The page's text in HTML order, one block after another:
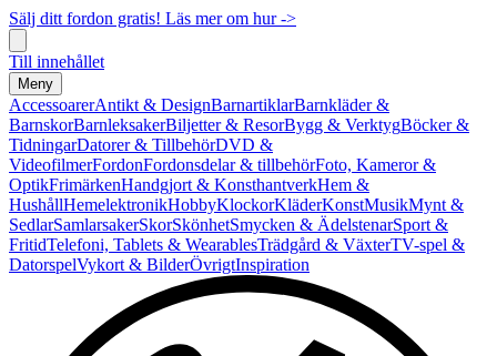
Sälj ditt fordon gratis! Läs mer om hur ->
Till innehållet
Meny
AccessoarerAntikt & DesignBarnartiklarBarnkläder &
BarnskorBarnleksakerBiljetter & ResorBygg & VerktygBöcker &
TidningarDatorer & TillbehörDVD &
VideofilmerFordonFordonsdelar & tillbehörFoto, Kameror &
OptikFrimärkenHandgjort & KonsthantverkHem &
HushållHemelektronikHobbyKlockorKläderKonstMusikMynt &
SedlarSamlarsakerSkorSkönhetSmycken & ÄdelstenarSport &
FritidTelefoni, Tablets & WearablesTrädgård & VäxterTV-spel &
DatorspelVykort & BilderÖvrigtInspiration